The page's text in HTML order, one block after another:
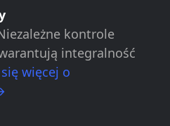
kontrole
integralność
więcej o